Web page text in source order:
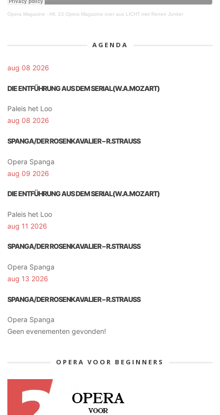
Opera Magazine · Afl. 23 Opera Magazine over aus LICHT met Renee Jonker
AGENDA
aug 08 2026
DIE ENTFÜHRUNG AUS DEM SERIAL(W.A.MOZART)
Paleis het Loo
aug 08 2026
SPANGA/DER ROSENKAVALIER – R.STRAUSS
Opera Spanga
aug 09 2026
DIE ENTFÜHRUNG AUS DEM SERIAL(W.A.MOZART)
Paleis het Loo
aug 11 2026
SPANGA/DER ROSENKAVALIER – R.STRAUSS
Opera Spanga
aug 13 2026
SPANGA/DER ROSENKAVALIER – R.STRAUSS
Opera Spanga
Geen evenementen gevonden!
OPERA VOOR BEGINNERS